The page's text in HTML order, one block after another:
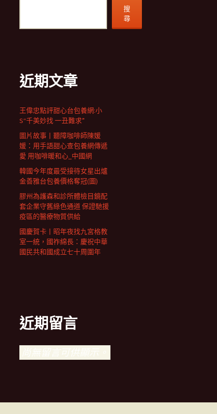
搜
尋
近期文章
王偉忠點評甜心台包養網:小
S“千美妙找 一丑難求”
圖片故事丨聽障咖啡師陳媛
媛：用手語甜心查包養網傳遞
愛 用咖啡暖和心_中國網
韓國今年度最受接待女星出爐
金善雅台包養價格奪冠(圖)
膠州為護森和診所體檢目鏡配
套企業守舊綠色通道 保證馳援
疫區的醫療物質供給
國慶賀卡丨昭年夜找九宮格教
室一統，國祚綿長：慶祝中華
國民共和國成立七十周圍年
近期留言
尚無留言可供顯示。